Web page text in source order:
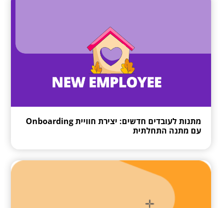
מתנות לעובדים חדשים: יצירת חוויית Onboarding
עם מתנה התחלתית